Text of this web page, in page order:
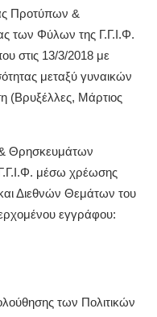
Προτύπων &
των Φύλων της Γ.Γ.Ι.Φ.
στις 13/3/2018 με
μεταξύ γυναικών
(Βρυξέλλες, Μάρτιος
Θρησκευμάτων
Γ.Γ.Ι.Φ. μέσω χρέωσης
Διεθνών Θεμάτων του
εγγράφου:
των Πολιτικών